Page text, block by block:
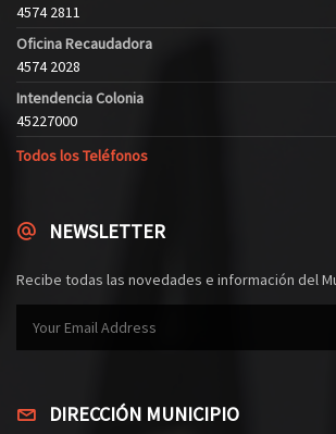
4574 2811
Oficina Recaudadora
4574 2028
Intendencia Colonia
45227000
Todos los Teléfonos
NEWSLETTER
Recibe todas las novedades e información del
DIRECCIÓN MUNICIPIO